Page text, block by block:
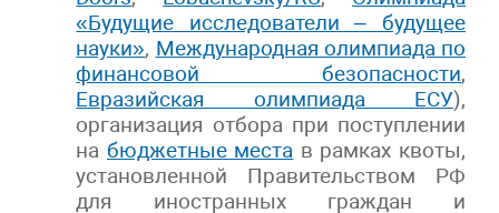
«Будущие исследователи – будущее
науки», Международная олимпиада по
финансовой безопасности,
Евразийская олимпиада ЕСУ),
организация отбора при поступлении
на бюджетные места в рамках квоты,
установленной Правительством РФ
для иностранных граждан и